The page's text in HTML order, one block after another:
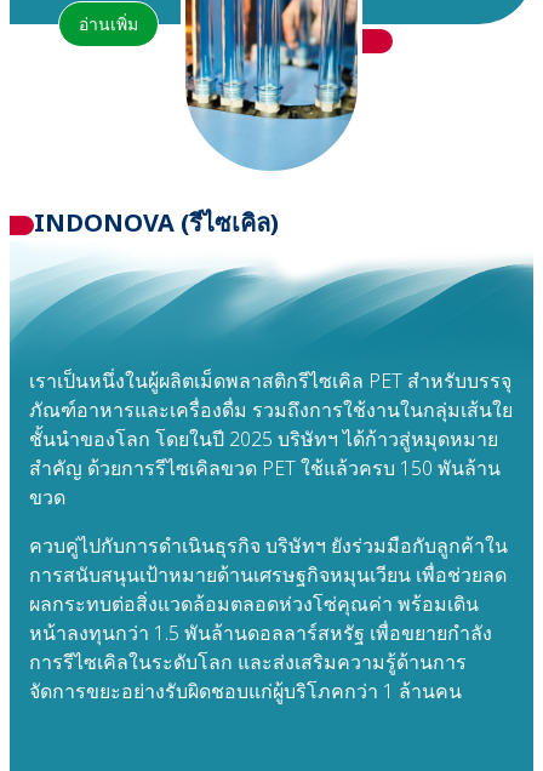
อ่านเพิ่ม
INDONOVA (รีไซเคิล)
เราเป็นหนึ่งในผู้ผลิตเม็ดพลาสติกรีไซเคิล PET สำหรับบรรจุ
ภัณฑ์อาหารและเครื่องดื่ม รวมถึงการใช้งานในกลุ่มเส้นใย
ชั้นนำของโลก โดยในปี 2025 บริษัทฯ ได้ก้าวสู่หมุดหมาย
สำคัญ ด้วยการรีไซเคิลขวด PET ใช้แล้วครบ 150 พันล้าน
ขวด
ควบคู่ไปกับการดำเนินธุรกิจ บริษัทฯ ยังร่วมมือกับลูกค้าใน
การสนับสนุนเป้าหมายด้านเศรษฐกิจหมุนเวียน เพื่อช่วยลด
ผลกระทบต่อสิ่งแวดล้อมตลอดห่วงโซ่คุณค่า พร้อมเดิน
หน้าลงทุนกว่า 1.5 พันล้านดอลลาร์สหรัฐ เพื่อขยายกำลัง
การรีไซเคิลในระดับโลก และส่งเสริมความรู้ด้านการ
จัดการขยะอย่างรับผิดชอบแก่ผู้บริโภคกว่า 1 ล้านคน